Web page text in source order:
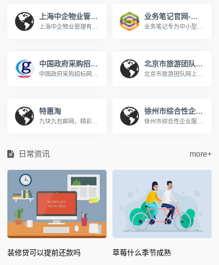
上海中企物业管理有限公司
上海中企物业管理有限公司成立于1995年,是建设部评定的沪上首批一级资质物业管理企业。为您提供全方位物业服务:物业管理、租售代理、后勤服务外包、餐饮配套、职工...www.zqwy.com.cn
业务笔记官网-移动CRM销售管理领航者
业务笔记专为中小型团队量身打造移动CRM客户关系管理和销售管理软件,帮助企业高效管理外勤业务人员，真正实现移动办公。移动CRM互联时代的领航者!400-810-5567。www.hiyewu.com
中国政府采购招标网
中国政府采购招标网是在有关国家部门和权威专家的指导下，国内专门从事招标和采购的网络体系，网站发布国家发改委、财政部、商务部、建设部、交通部等部委,中国政府采购招标网是中国采购招标领域的最佳资讯和交易网站.www.chinabidding.org.cn
北京市旅游团队网上预约系统
北京市旅游团队网上预约系统http://zxyy.bjta.gov.cn/进行天安门广场/秦皇岛/北戴河/南戴河的团队预约在《北京市旅游团队电子行程单系统》中进行。 通过快速通道进入天安门广场/秦皇岛地区的旅游团队必须提前进行网上预约。技术支持电话010-65696938 在线服务QQ群：141161814或345346333。
特惠淘
九块九包邮网，精彩选购，天天特价，QQ空间用户最喜爱的购物分享网站www.hemei001.com
徐州市综合性企业服务平台
徐州市综合性企业服务云平台充分利用“互联网+政务服务”技术体系优势，以企业需求为向导，通过门户网站、APP、微信公众号及线下等渠道，市、县两级联动，线上与线下信息融合，涉企职能部门联动，整合社会各方服务资源，一个平台集成政策服务，一站式兜底解决企业诉求，一套机制全过程监督评估政策服务，实现企业投诉有门，政策申请有方，寻找专业服务有效，政策评估有支撑，形成从受理企业反映投诉到问题交办督办，再到办理结果通报反馈的“工作闭环”，确保“件件有着落、事事有回音”；持续提升企业政策获得感和满意度。
日常资讯 more+
装修贷可以提前还款吗 草莓什么季节成熟